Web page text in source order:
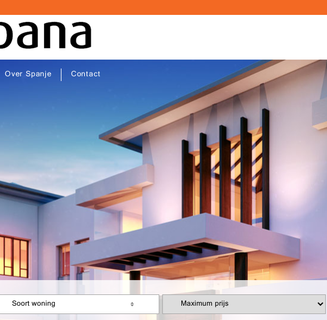
Over Spanje Contact
Soort woning